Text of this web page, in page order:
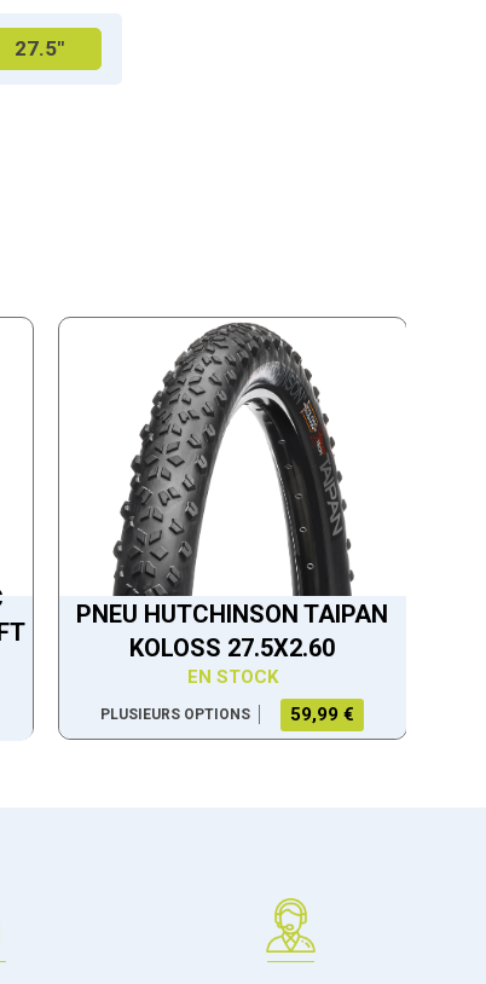
27.5"
PNEU HUTCHINSON TAIPAN
KOLOSS 27.5X2.60
EN STOCK
PLUSIEURS OPTIONS 59,99 €